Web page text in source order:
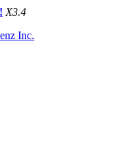
X3.4
Inc.